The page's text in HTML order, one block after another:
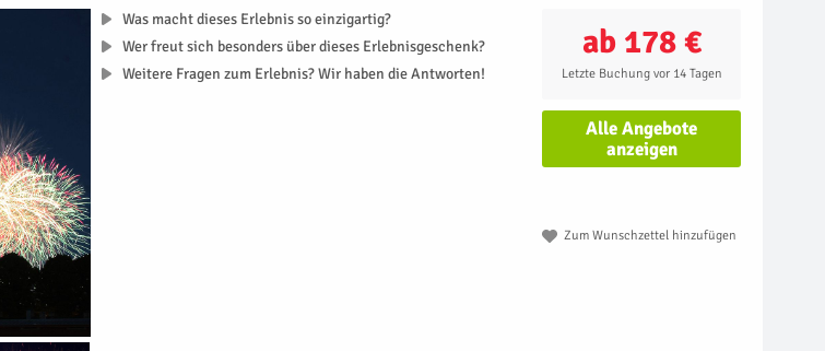
ab 178 €
Letzte Buchung vor 14 Tagen
Alle Angebote
anzeigen
Zum Wunschzettel hinzufügen
Was macht dieses Erlebnis so einzigartig?
Wer freut sich besonders über dieses Erlebnisgeschenk?
Weitere Fragen zum Erlebnis? Wir haben die Antworten!